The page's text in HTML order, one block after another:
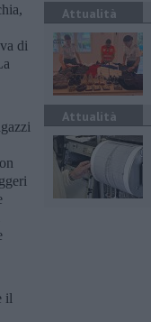
di
il
Attualità
Attualità